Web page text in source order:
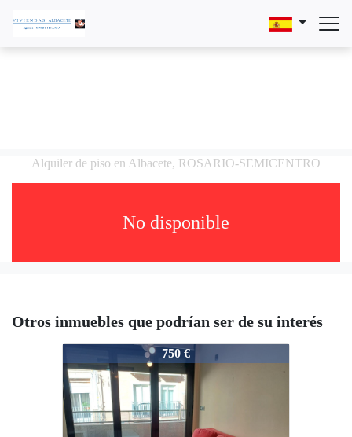
Alquiler de piso en Albacete, ROSARIO-SEMICENTRO
No disponible
Otros inmuebles que podrían ser de su interés
1123-ALQ4-ROS-10
750 €